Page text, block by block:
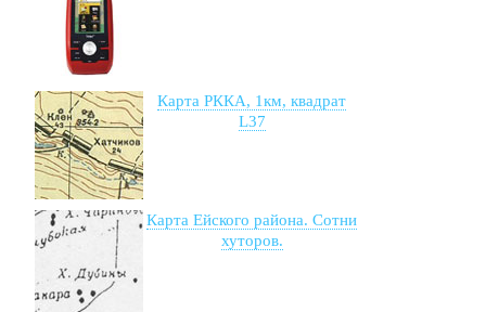
Карта РККА, 1км, квадрат
L37
Карта Ейского района. Сотни
хуторов.